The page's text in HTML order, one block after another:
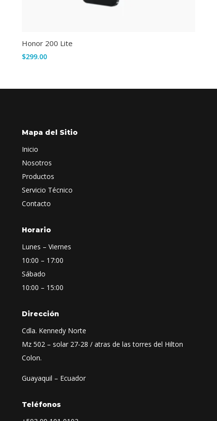
Honor 200 Lite
$299.00
Mapa del Sitio
Inicio
Nosotros
Productos
Servicio Técnico
Contacto
Horario
Lunes – Viernes
10:00 – 17:00
Sábado
10:00 – 15:00
Dirección
Cdla. Kennedy Norte
Mz 502 – solar 27-28 / atras de las torres del Hilton
Colon.
Guayaquil – Ecuador
Teléfonos